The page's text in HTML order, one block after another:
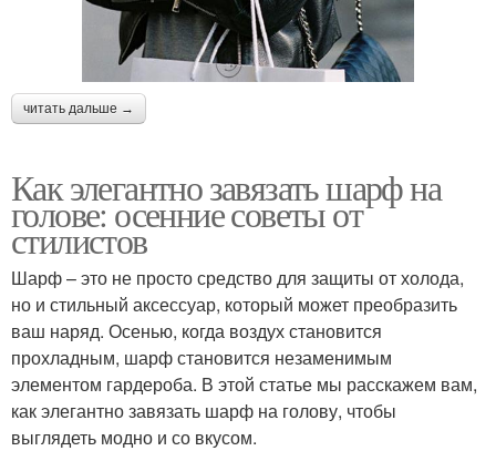
читать дальше →
Как элегантно завязать шарф на
голове: осенние советы от
стилистов
Шарф – это не просто средство для защиты от холода,
но и стильный аксессуар, который может преобразить
ваш наряд. Осенью, когда воздух становится
прохладным, шарф становится незаменимым
элементом гардероба. В этой статье мы расскажем вам,
как элегантно завязать шарф на голову, чтобы
выглядеть модно и со вкусом.